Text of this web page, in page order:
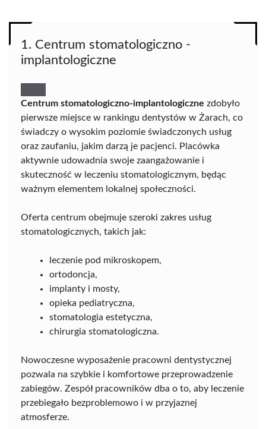
1. Centrum stomatologiczno -
implantologiczne
Centrum stomatologiczno-implantologiczne zdobyło
pierwsze miejsce w rankingu dentystów w Żarach, co
świadczy o wysokim poziomie świadczonych usług
oraz zaufaniu, jakim darzą je pacjenci. Placówka
aktywnie udowadnia swoje zaangażowanie i
skuteczność w leczeniu stomatologicznym, będąc
ważnym elementem lokalnej społeczności.
Oferta centrum obejmuje szeroki zakres usług
stomatologicznych, takich jak:
leczenie pod mikroskopem,
ortodoncja,
implanty i mosty,
opieka pediatryczna,
stomatologia estetyczna,
chirurgia stomatologiczna.
Nowoczesne wyposażenie pracowni dentystycznej
pozwala na szybkie i komfortowe przeprowadzenie
zabiegów. Zespół pracowników dba o to, aby leczenie
przebiegało bezproblemowo i w przyjaznej
atmosferze.